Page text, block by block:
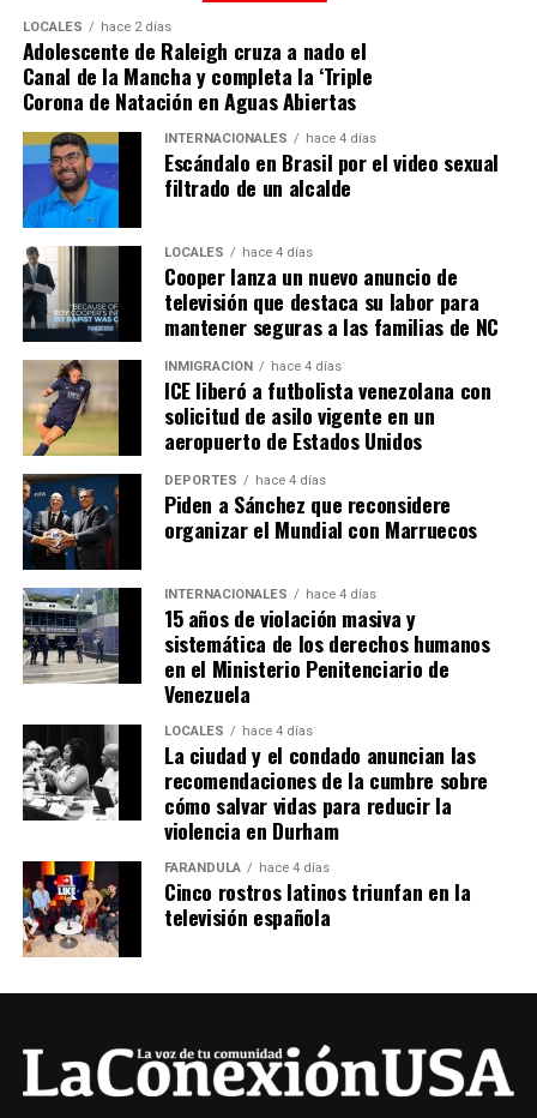
LOCALES hace 2 días
Adolescente de Raleigh cruza a nado el
Canal de la Mancha y completa la ‘Triple
Corona de Natación en Aguas Abiertas
INTERNACIONALES hace 4 días
Escándalo en Brasil por el video sexual
filtrado de un alcalde
LOCALES hace 4 días
Cooper lanza un nuevo anuncio de
televisión que destaca su labor para
mantener seguras a las familias de NC
INMIGRACIÓN hace 4 días
ICE liberó a futbolista venezolana con
solicitud de asilo vigente en un
aeropuerto de Estados Unidos
DEPORTES hace 4 días
Piden a Sánchez que reconsidere
organizar el Mundial con Marruecos
INTERNACIONALES hace 4 días
15 años de violación masiva y
sistemática de los derechos humanos
en el Ministerio Penitenciario de
Venezuela
LOCALES hace 4 días
La ciudad y el condado anuncian las
recomendaciones de la cumbre sobre
cómo salvar vidas para reducir la
violencia en Durham
FARÁNDULA hace 4 días
Cinco rostros latinos triunfan en la
televisión española